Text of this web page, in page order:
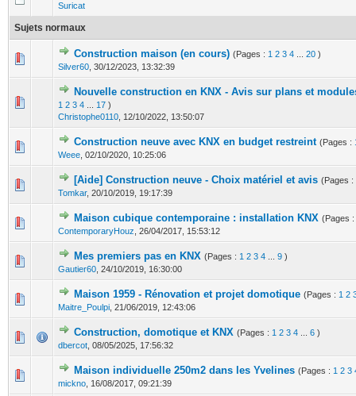
Suricat
Sujets normaux
Construction maison (en cours) (Pages : 1 2 3 4 20 )
Silver60 30/12/2023, 13:32:39
0 Votes - 0 sur 5 en moyenne
123 45
Nouvelle construction en KNX - Avis sur plans et
1 2 3 4 17 )
Christophe0110 12/10/2022, 13:50:07
Construction neuve avec KNX en budget restreint (Pages :
Weee 02/10/2020, 10:25:06
3 Votes - 3.67 sur 5 en moyenne
12 345
[Aide] Construction neuve - Choix matériel et avis (Pages :
Tomkar, 20/10/2019, 19:17:39
0 Votes - 0 sur 5 en moyenne
12 345
Maison cubique contemporaine : installation KNX (Pages :
ContemporaryHouz 26/04/2017, 15:53:12
1 Votes - 5 sur 5 en moyenne
12345
Mes premiers pas en KNX (Pages : 1 2 3 4 9 )
Gautier60 24/10/2019, 16:30:00
0 Votes - 0 sur 5 en moyenne
1 23 45
Maison 1959 - Rénovation et projet domotique (Pages : 1 2
Maitre_Poulpi 21/06/2019, 12:43:06
0 Votes - 0 sur 5 en moyenne
12345
Construction, domotique et KNX (Pages : 1 2 3 4 6 )
dbercot 08/05/2025, 17:56:32
0 Votes - 0 sur 5 en moyenne
12345
Maison individuelle 250m2 dans les Yvelines (Pages : 1 2 3
mickno 16/08/2017, 09:21:39
2 Votes - 3 sur 5 en moyenne
12 345